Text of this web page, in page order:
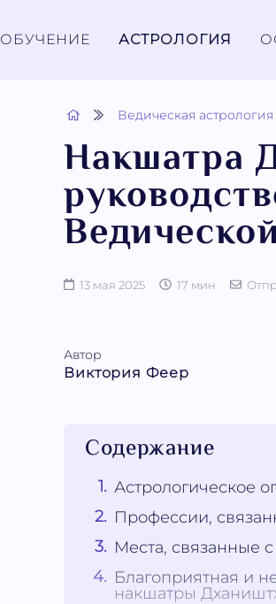
ОБУЧЕНИЕ АСТРОЛОГИЯ
Ведическая астрология
Накшатра
13 мая 2025 17 мин
Автор
Виктория Феер
Содержание
Астрологическое
Профессии,
Места, связанные
Благоприятная и
накшатры